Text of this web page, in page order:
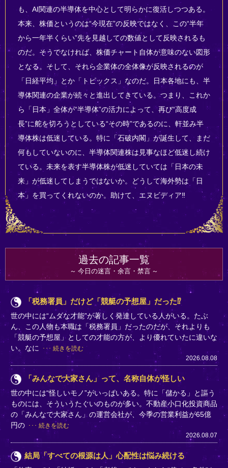
も、AI関連の半導体を中心として明らかに復活しつつある。
本来、株価というのは“今現在”の反映ではなく、この“半年
から一年半くらい”先を見越しての数値として反映されるも
のだ。そうでなければ、株価チャート自体が意味のない図形
となる。そして、それら企業体の全体像が反映されるのが
「日経平均」とか「トピックス」なのだ。日本各地にも、半
導体関連の企業が続々と進出してきている。つまり、これか
ら「日本」全体が“半導体”の活力によって、再び“高度成
長”に舵を切ろうとしている“その時”であるのに、軒並み半
導体株は低迷している。特に「石破内閣」が誕生して、まだ
何もしていないのに、半導体関連株は見事なほど低迷し続け
ている。未来を表す半導体株が低迷していては「日本の未
来」が低迷してしまうではないか。どうして海外勢は「日
本」を買ってくれないのか。助けて、エヌビディア‼
過去の記事一覧
今日の迷言・余言・禁言
「税務署員」だけど「競艇の予想屋」だった⁉
世の中には“ムダな才能”が著しく発達している人がいる。たぶ
ん、この人物も本職は「税務署員」だったのだが、それよりも
「競艇の予想屋」としての才能の方が、より優れていたに違いな
い。なに
続きを読む
2026.08.08
「みんなで大家さん」って、名称自体が怪しい
世の中には“怪しいモノ”がいっぱいある。特に「儲かる」と謳う
ものには、そういうたぐいのものが多い。不動産小口化投資商品
の「みんなで大家さん」の運営会社が、今季の営業利益が65億
円の
続きを読む
2026.08.07
結局「すべての根源は人」心配性は悩み続ける